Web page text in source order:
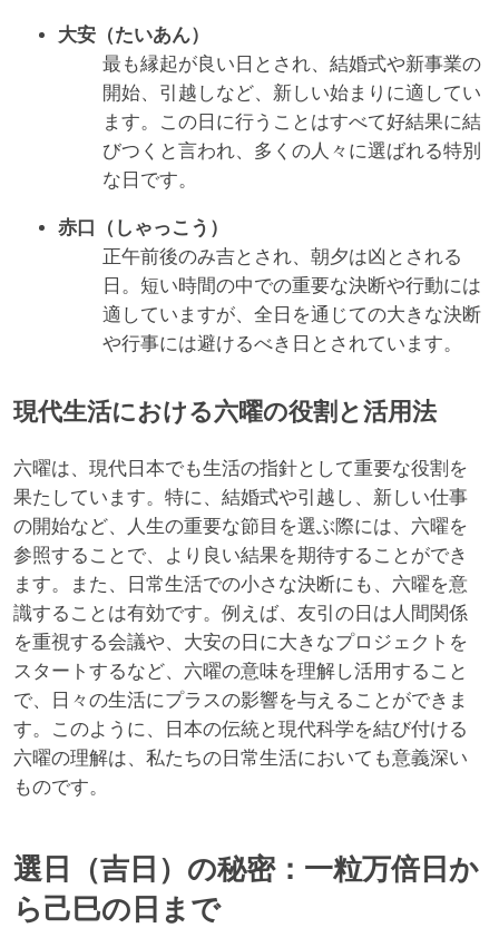
大安（たいあん）
最も縁起が良い日とされ、結婚式や新事業の
開始、引越しなど、新しい始まりに適してい
ます。この日に行うことはすべて好結果に結
びつくと言われ、多くの人々に選ばれる特別
な日です。
赤口（しゃっこう）
正午前後のみ吉とされ、朝夕は凶とされる
日。短い時間の中での重要な決断や行動には
適していますが、全日を通じての大きな決断
や行事には避けるべき日とされています。
現代生活における六曜の役割と活用法
六曜は、現代日本でも生活の指針として重要な役割を
果たしています。特に、結婚式や引越し、新しい仕事
の開始など、人生の重要な節目を選ぶ際には、六曜を
参照することで、より良い結果を期待することができ
ます。また、日常生活での小さな決断にも、六曜を意
識することは有効です。例えば、友引の日は人間関係
を重視する会議や、大安の日に大きなプロジェクトを
スタートするなど、六曜の意味を理解し活用すること
で、日々の生活にプラスの影響を与えることができま
す。このように、日本の伝統と現代科学を結び付ける
六曜の理解は、私たちの日常生活においても意義深い
ものです。
選日（吉日）の秘密：一粒万倍日か
ら己巳の日まで